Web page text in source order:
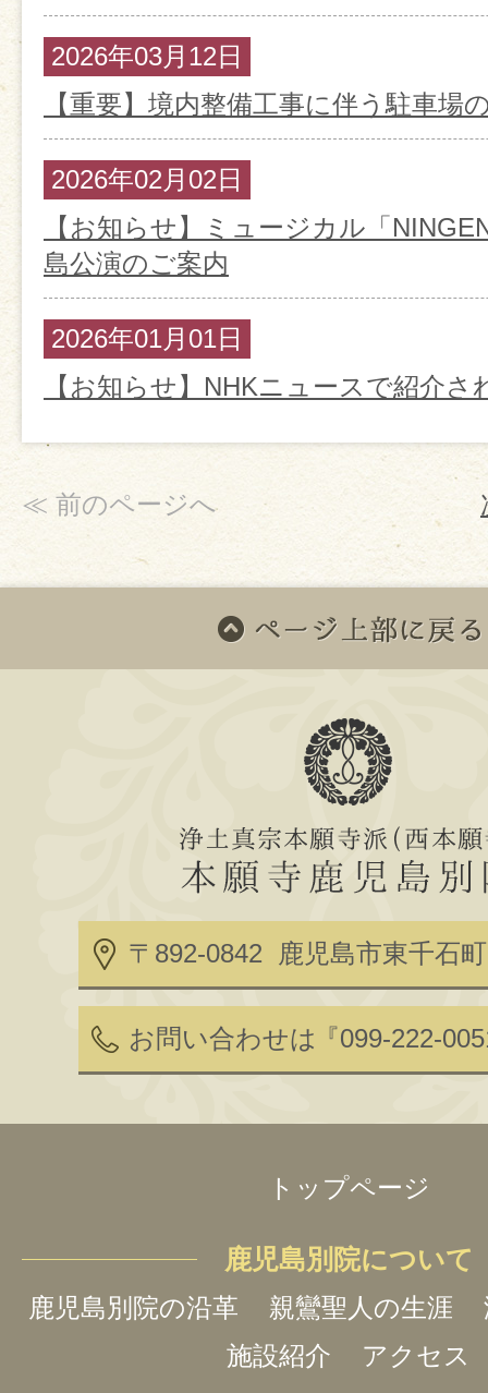
2026年03月12日
【重要】境内整備工事に伴う駐車場
2026年02月02日
【お知らせ】ミュージカル「
島公演のご案内
2026年01月01日
【お知らせ】NHKニュースで紹介さ
≪ 前のページへ
〒892-0842 鹿児島市東千石
お問い合わせは 『099-222-
トップページ
鹿児島別院について
鹿児島別院の沿革 親鸞聖人の生涯
施設紹介
アクセス